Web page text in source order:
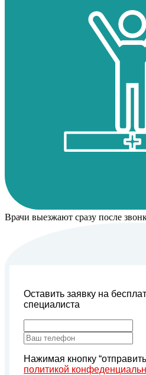
Врачи выезжают сразу после
Оставить заявку на
специалиста
Нажимая кнопку
политикой